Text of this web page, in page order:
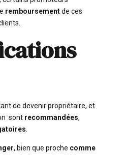
remboursementde ces
de devenir propriétaire, et
sont recommandées,
, bien que proche comme